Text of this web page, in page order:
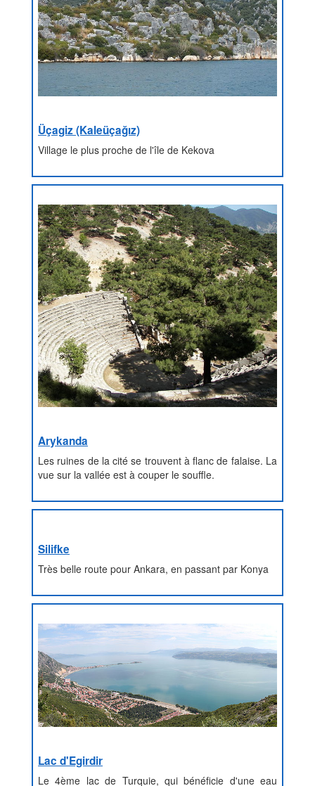
Üçagiz (Kaleüçağız)
Village le plus proche de l'île de Kekova
Arykanda
Les ruines de la cité se trouvent à flanc de falaise. La
vue sur la vallée est à couper le souffle.
Silifke
Très belle route pour Ankara, en passant par Konya
Lac d'Egirdir
Le 4ème lac de Turquie, qui bénéficie d'une eau